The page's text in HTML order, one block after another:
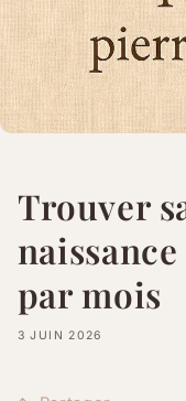
Trouver
par mois
3 JUIN 2026